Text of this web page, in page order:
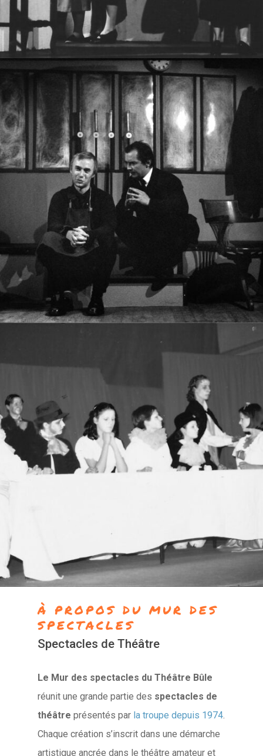
À PROPOS DU MUR DES
SPECTACLES
Spectacles de Théâtre
Le Mur des spectacles du Théâtre Bûle
réunit une grande partie des spectacles de
théâtre présentés par la troupe depuis 1974
Chaque création s’inscrit dans une démarche
artistique ancrée dans le théâtre amateur et